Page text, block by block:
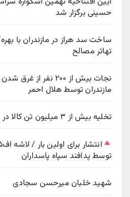
حسینی برگزار شد
ساخت سد هراز در مازندران با
تهاتر مصالح
نجات بیش از ۲۰۰ نفر
مازندران توسط هلال احمر
تخلیه بیش از ۳ میلیون تن کالا در بندر امیر آباد مازندران
توسط پدافند سپاه پاسداران
شهید خلبان میرحسن سجادی